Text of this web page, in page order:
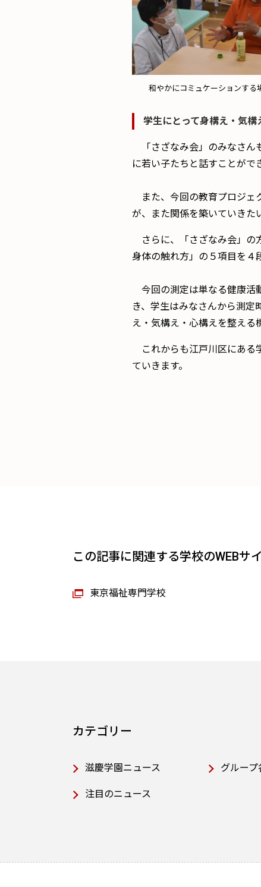
和やかにコミュケーションする
学生にとって身構え・気
「さざなみ会」のみなさん
に若い子たちと話すことがで
また、今回の教育プロジェ
が、また関係を築いていきた
さらに、「さざなみ会」の
身体の触れ方」の５項目を４
今回の測定は単なる健康活
き、学生はみなさんから測
え・気構え・心構えを整える
これからも江戸川区にある
ていきます。
この記事に関連する学校のWEBサ
東京福祉専門学校
カテゴリー
滋慶学園ニュース グルー
注目のニュース